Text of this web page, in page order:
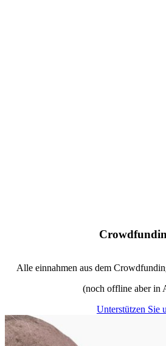
Alle einnahmen aus dem
(noch offline aber in
Unterstützen Sie